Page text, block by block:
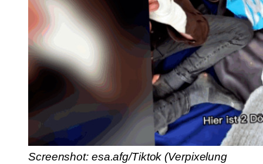
Screenshot: esa.afg/Tiktok (Verpixelung